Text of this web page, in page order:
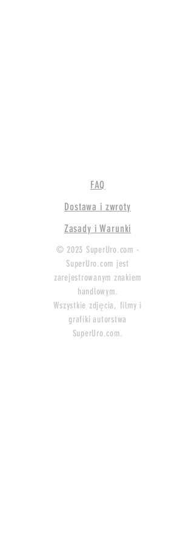
FAQ
Dostawa i zwroty
Zasady i Warunki
© 2023 SuperUro.com -
SuperUro.com jest
zarejestrowanym znakiem
handlowym.
Wszystkie zdjęcia, filmy i
grafiki autorstwa
SuperUro.com.